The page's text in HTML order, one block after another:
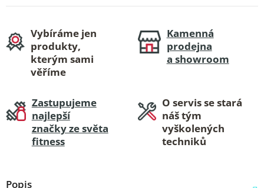
Vybíráme jen
produkty,
kterým sami
věříme
Kamenná
prodejna
a showroom
Zastupujeme
najlepší
značky ze světa
fitness
O servis se stará
náš tým
vyškolených
techniků
Popis